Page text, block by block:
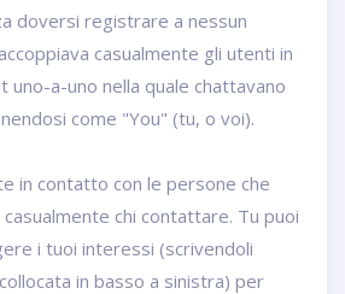
doversi registrare a nessun
casualmente gli utenti in
uno-a-uno nella quale chattavano
come "You" (tu, o voi).
in contatto con le persone che
chi contattare. Tu puoi
i tuoi interessi (scrivendoli
in basso a sinistra) per